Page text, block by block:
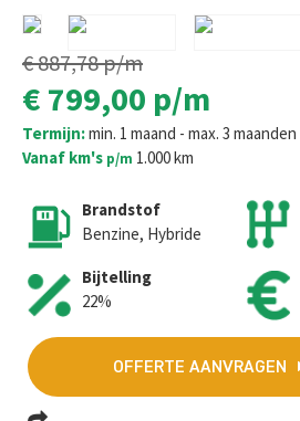
€ 887,78p/m
€ 799,00 p/m
Termijn:min. 1 maand - max. 3 maanden
Vanaf km's p/m 1.000 km
Brandstof
Benzine, Hybride
Bijtelling
22%
OFFERTE AANVRAGEN